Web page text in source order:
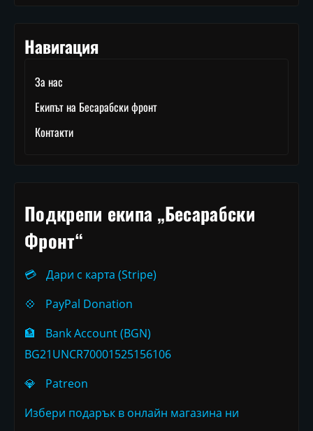
Навигация
За нас
Екипът на Бесарабски фронт
Контакти
Подкрепи екипа „Бесарабски
Фронт“
💳
Дари с карта (Stripe)
💠
PayPal Donation
🏦
Bank Account (BGN)
BG21UNCR70001525156106
💎
Patreon
Избери подарък в онлайн магазина ни